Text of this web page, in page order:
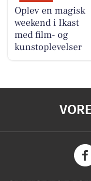
Oplev en magisk
weekend i Ikast
med film- og
kunstoplevelser